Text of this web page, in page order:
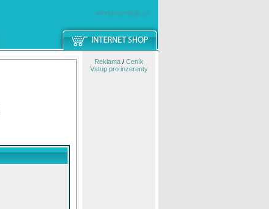
windowsmobile.cz
Reklama/ Ceník
Vstup pro inzerenty